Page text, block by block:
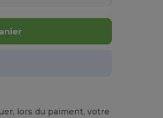
lors du paiment, votre